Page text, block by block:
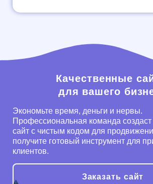
Качественные
для вашего
Экономьте время, деньги и нервы.
Профессиональная команда
сайт с чистым кодом для
получите готовый инструмент для
клиентов.
Заказать сайт